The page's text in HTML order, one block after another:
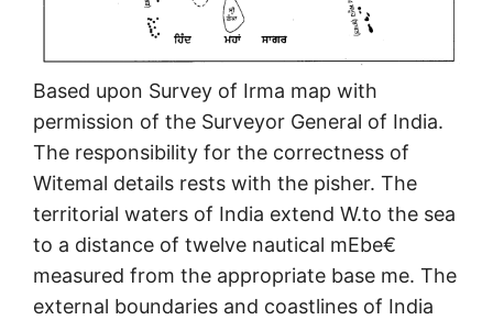
Based upon Survey of Irma map with
permission of the Surveyor General of India.
The responsibility for the correctness of
Witemal details rests with the pisher. The
territorial waters of India extend W.to the sea
to a distance of twelve nautical mEbe€
measured from the appropriate base me. The
external boundaries and coastlines of India